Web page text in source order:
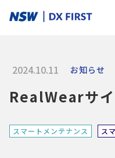
2024.10.11 お知らせ
RealWearサ
スマートメンテナンス ス